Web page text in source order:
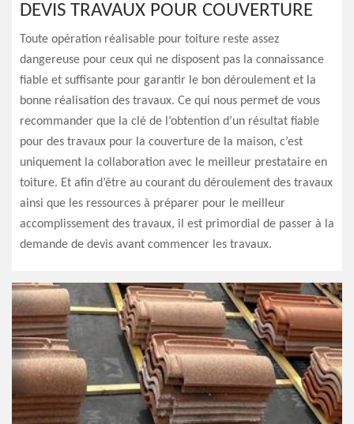
DEVIS TRAVAUX POUR COUVERTURE
Toute opération réalisable pour toiture reste assez
dangereuse pour ceux qui ne disposent pas la connaissance
fiable et suffisante pour garantir le bon déroulement et la
bonne réalisation des travaux. Ce qui nous permet de vous
recommander que la clé de l’obtention d’un résultat fiable
pour des travaux pour la couverture de la maison, c’est
uniquement la collaboration avec le meilleur prestataire en
toiture. Et afin d’être au courant du déroulement des travaux
ainsi que les ressources à préparer pour le meilleur
accomplissement des travaux, il est primordial de passer à la
demande de devis avant commencer les travaux.